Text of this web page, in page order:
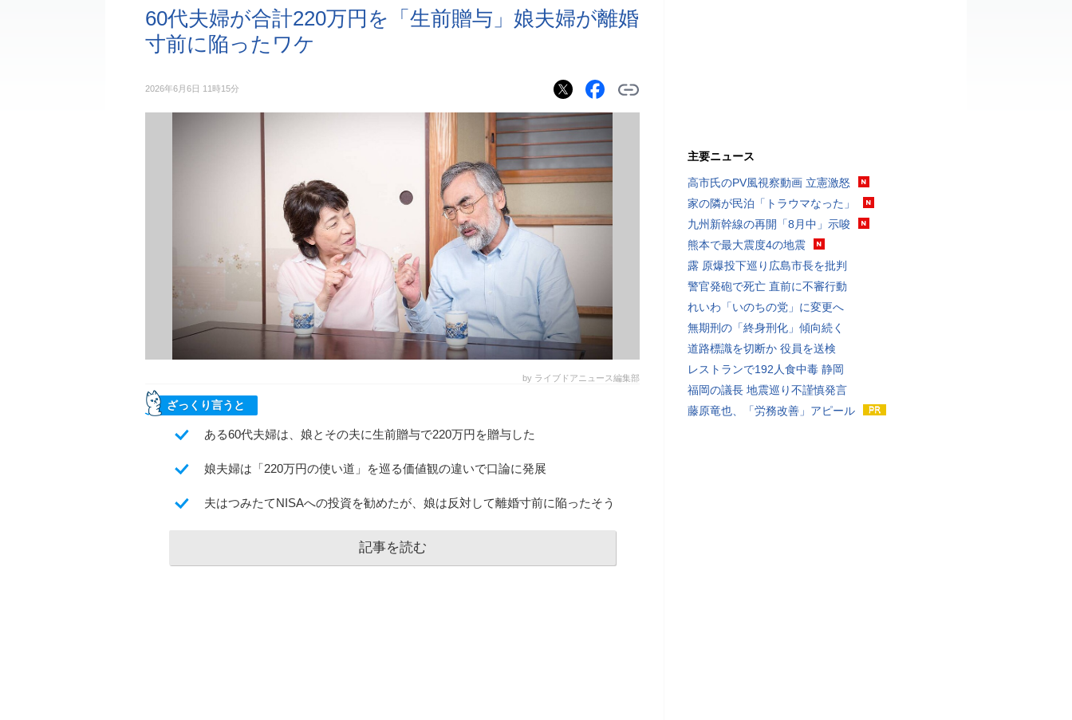
60代夫婦が合計220万円を「生前贈与」娘夫婦が離婚
寸前に陥ったワケ
2026年6月6日 11時15分
by ライブドアニュース編集部
ざっくり言うと
ある60代夫婦は、娘とその夫に生前贈与で220万円を贈与した
娘夫婦は「220万円の使い道」を巡る価値観の違いで口論に発展
夫はつみたてNISAへの投資を勧めたが、娘は反対して離婚寸前に陥ったそう
記事を読む
主要ニュース
高市氏のPV風視察動画 立憲激怒
家の隣が民泊「トラウマなった」
九州新幹線の再開「8月中」示唆
熊本で最大震度4の地震
露 原爆投下巡り広島市長を批判
警官発砲で死亡 直前に不審行動
れいわ「いのちの党」に変更へ
無期刑の「終身刑化」傾向続く
道路標識を切断か 役員を送検
レストランで192人食中毒 静岡
福岡の議長 地震巡り不謹慎発言
藤原竜也、「労務改善」アピール